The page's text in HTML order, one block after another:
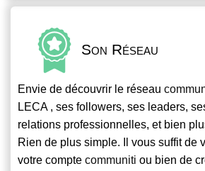
Son Réseau
Envie de découvrir le réseau
LECA , ses followers, ses leaders,
relations professionnelles, et bien
Rien de plus simple. Il vous suffit de
votre compte communiti ou bien de